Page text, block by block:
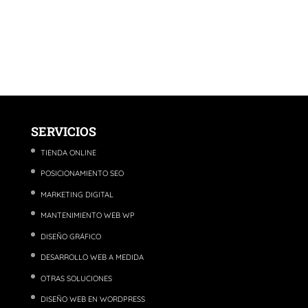
SERVICIOS
TIENDA ONLINE
POSICIONAMIENTO SEO
MARKETING DIGITAL
MANTENIMIENTO WEB WP
DISEÑO GRÁFICO
DESARROLLO WEB A MEDIDA
OTRAS SOLUCIONES
DISEÑO WEB EN WORDPRESS